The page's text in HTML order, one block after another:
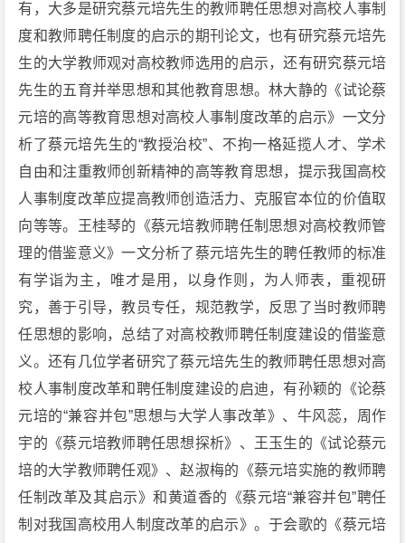
有，大多是研究蔡元培先生的教师聘任思想对高校人事制
度和教师聘任制度的启示的期刊论文，也有研究蔡元培先
生的大学教师观对高校教师选用的启示，还有研究蔡元培
先生的五育并举思想和其他教育思想。林大静的《试论蔡
元培的高等教育思想对高校人事制度改革的启示》一文分
析了蔡元培先生的“教授治校”、不拘一格延揽人才、学术
自由和注重教师创新精神的高等教育思想，提示我国高校
人事制度改革应提高教师创造活力、克服官本位的价值取
向等等。王桂琴的《蔡元培教师聘任制思想对高校教师管
理的借鉴意义》一文分析了蔡元培先生的聘任教师的标准
有学诣为主，唯才是用，以身作则，为人师表，重视研
究，善于引导，教员专任，规范教学，反思了当时教师聘
任思想的影响，总结了对高校教师聘任制度建设的借鉴意
义。还有几位学者研究了蔡元培先生的教师聘任思想对高
校人事制度改革和聘任制度建设的启迪，有孙颖的《论蔡
元培的“兼容并包”思想与大学人事改革》、牛风蕊，周作
宇的《蔡元培教师聘任思想探析》、王玉生的《试论蔡元
培的大学教师聘任观》、赵淑梅的《蔡元培实施的教师聘
任制改革及其启示》和黄道香的《蔡元培“兼容并包”聘任
制对我国高校用人制度改革的启示》。于会歌的《蔡元培